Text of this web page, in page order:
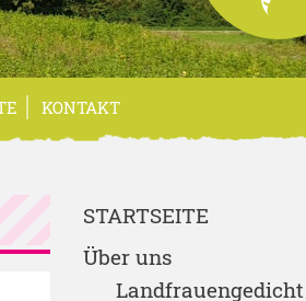
KONTAKT
STARTSEITE
Über uns
Landfrauengedicht